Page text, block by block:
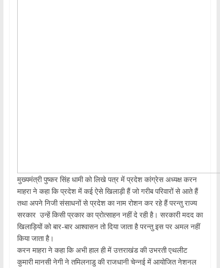
मुख्यमंत्री पुष्कर सिंह धामी को लिखे पत्र में प्रदेश कांग्रेस अध्यक्ष करन
माहरा ने कहा कि प्रदेश में कई ऐसे खिलाड़ी हैं जो गरीब परिवारों से आते हैं
तथा अपने निजी संसाधनों से प्रदेश का नाम रोशन कर रहे हैं परन्तु राज्य
सरकार उन्हें किसी प्रकार का प्रोत्साहन नहीं दे रही है। सरकारी मदद का
खिलाड़ियों को बार-बार आश्वासन तो दिया जाता है परन्तु इस पर अमल नहीं
किया जाता है।
करन माहरा ने कहा कि अभी हाल ही में उत्तराखंड की उभरती एथलीट
कुमारी मानसी नेगी ने तमिलनाडु की राजधानी चेन्नई में आयोजित नेशनल